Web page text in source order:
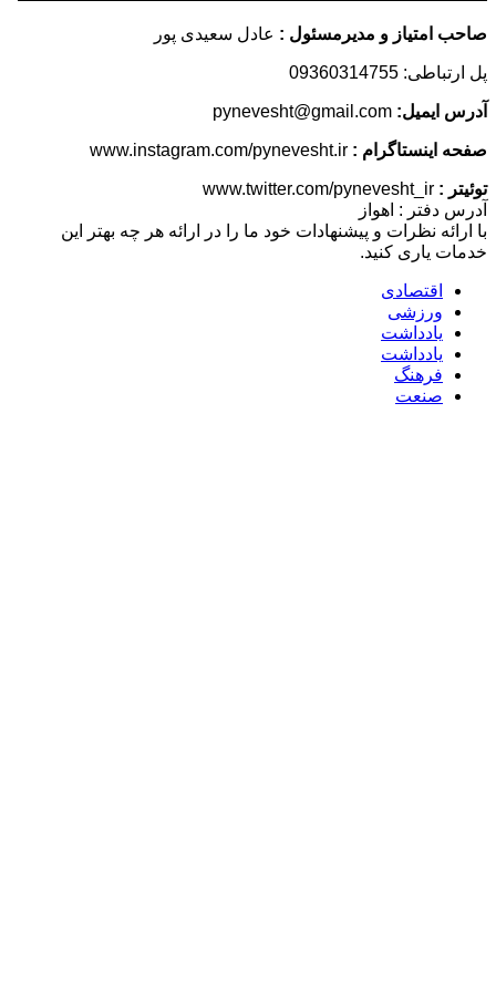
و مدیرمسئول :عادل سعیدی پور
pynevesht@gmail.com
:
www.instagram.com/pynevesht.ir
www.twitter.com/pynevesht_ir
: اهواز
نظرات و پیشنهادات خود ما را در ارائه هر چه بهتر این
کنید.
اقتصادی
ورزشی
یادداشت
یادداشت
فرهنگ
صنعت